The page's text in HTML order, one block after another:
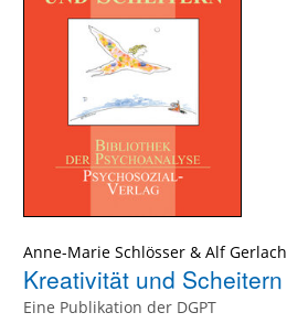
Anne-Marie Schlösser & Alf Gerlach
Kreativität und Scheitern
Eine Publikation der DGPT